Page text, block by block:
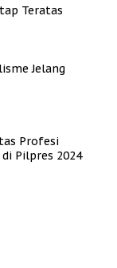
Teratas
Jelang
Profesi
Pilpres 2024